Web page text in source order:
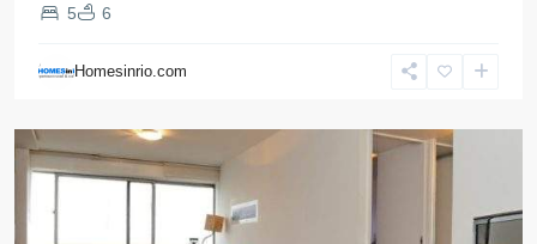
5 6
Homesinrio.com
Leblon,
de